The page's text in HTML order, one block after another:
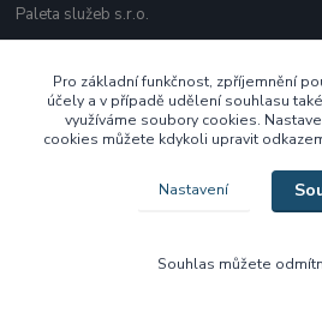
Paleta služeb s.r.o.
737 209 718
Po - Pá 10:00 - 16:00
ecek@paletasluzeb.cz
Pro základní funkčnost, zpříjemnění
účely a v případě udělení souhlasu
využíváme soubory cookies.
cookies můžete kdykoli upravit
Nastavení
Souhlas můžete